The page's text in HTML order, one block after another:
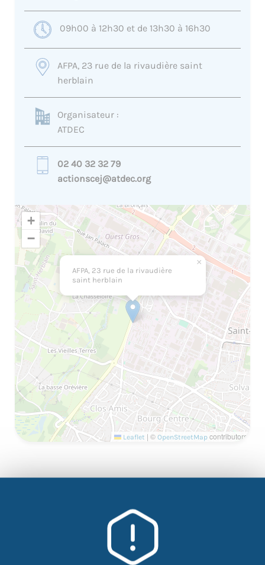
09h00 à 12h30 et de 13h30 à 16h30
AFPA, 23 rue de la rivaudière saint
herblain
Organisateur :
ATDEC
02 40 32 32 79
actionscej@atdec.org
AFPA, 23 rue de la rivaudière
saint herblain
×
+
−
Leaflet | © OpenStreetMap contributors
par l’Etat. Il faut en profiter.
face à des situations nouvelles